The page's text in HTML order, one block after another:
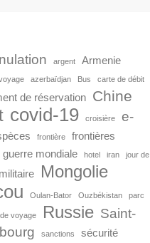
argent Armenie
azerbaïdjan Bus carte de débit
de réservation Chine
covid-19 croisière
e-
frontière
frontières
guerre mondiale hotel iran jour de
militaire Mongolie
Oulan-Bator Ouzbékistan parc
voyage Russie Saint-
sanctions sécurité